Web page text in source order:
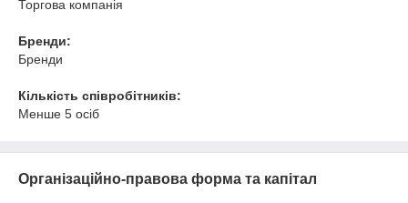
Торгова компанія
Бренди:
Бренди
Кількість співробітників:
Менше 5 осіб
Організаційно-правова форма та капітал